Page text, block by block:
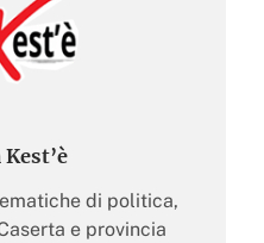
di politica,
e provincia